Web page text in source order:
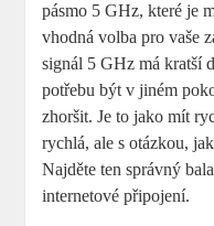
pásmo 5 GHz, které je
vhodná volba pro vaše
signál 5 GHz má kratší
potřebu být v jiném
zhoršit. Je to jako mít
rychlá, ale s otázkou,
Najděte ten správný
internetové připojení.